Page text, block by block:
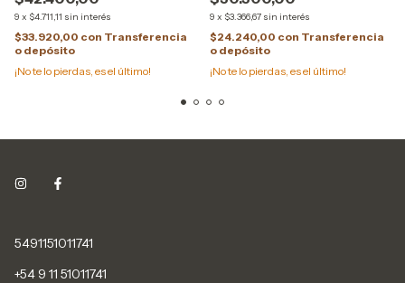
9 x $4.711,11 sin interés
$33.920,00 con Transferencia
o depósito
¡No te lo pierdas, es el último!
9 x $3.366,67 sin interés
$24.240,00 con Transferencia
o depósito
¡No te lo pierdas, es el último!
5491151011741
+54 9 11 51011741